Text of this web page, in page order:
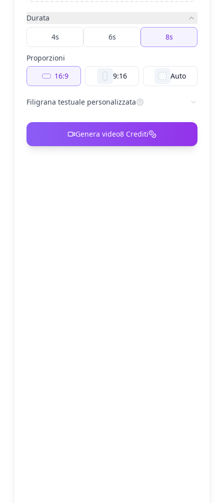
Durata
4s
6s 8s
Proporzioni
16:9
9:16 Auto
Filigrana testuale personalizzata
Genera video8 Crediti